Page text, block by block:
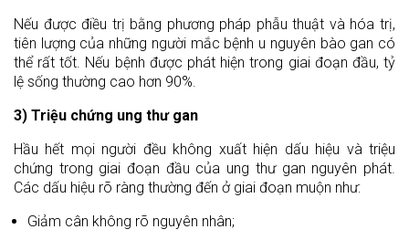
Nếu được điều trị bằng phương pháp phẫu thuật và hóa trị,
tiên lượng của những người mắc bệnh u nguyên bào gan có
thể rất tốt. Nếu bệnh được phát hiện trong giai đoạn đầu, tỷ
lệ sống thường cao hơn 90%.
3) Triệu chứng ung thư gan
Hầu hết mọi người đều không xuất hiện dấu hiệu và triệu
chứng trong giai đoạn đầu của ung thư gan nguyên phát.
Các dấu hiệu rõ ràng thường đến ở giai đoạn muộn như:
Giảm cân không rõ nguyên nhân;